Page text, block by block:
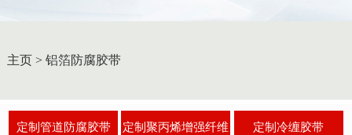
主页> 铝箔防腐胶带
定制管道防腐胶带 定制聚丙烯增强纤维 定制冷缠胶带